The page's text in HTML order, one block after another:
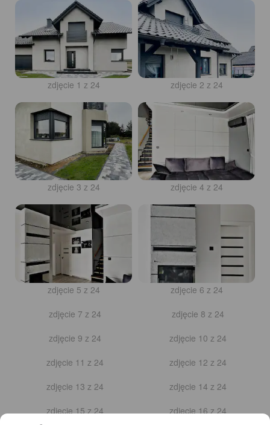
zdjęcie 1 z 24 zdjęcie 2 z 24
zdjęcie 3 z 24 zdjęcie 4 z 24
zdjęcie 5 z 24 zdjęcie 6 z 24
zdjęcie 7 z 24 zdjęcie 8 z 24